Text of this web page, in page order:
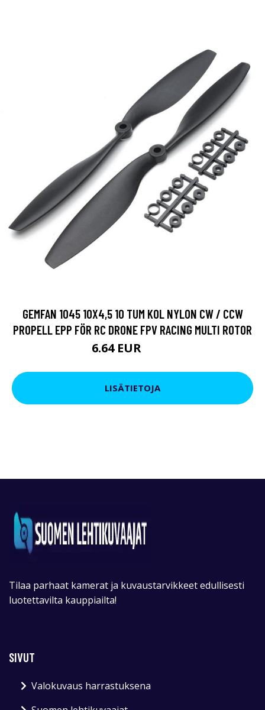
GEMFAN 1045 10X4,5 10 TUM KOL NYLON CW / CCW
PROPELL EPP FÖR RC DRONE FPV RACING MULTI ROTOR
6.64 EUR
LISÄTIETOJA
Tilaa parhaat kamerat ja kuvaustarvikkeet edullisesti
luotettavilta kauppiailta!
SIVUT
Valokuvaus harrastuksena